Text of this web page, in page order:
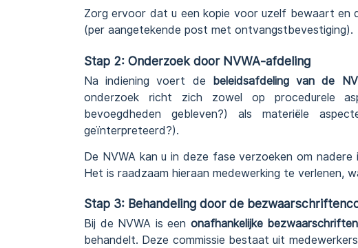
Zorg ervoor dat u een kopie voor uzelf bewaart
(per aangetekende post met ontvangstbevestiging).
Stap 2: Onderzoek door NVWA-afdeling
Na indiening voert de beleidsafdeling van de
onderzoek richt zich zowel op procedurele
bevoegdheden gebleven?) als materiële
geïnterpreteerd?).
De NVWA kan u in deze fase verzoeken om
Het is raadzaam hieraan medewerking te verlenen,
Stap 3: Behandeling door de
Bij de NVWA is een onafhankelijke
behandelt. Deze commissie bestaat uit